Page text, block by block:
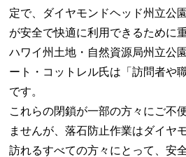
定で、ダイヤモンドヘッド州立公
が安全で快適に利用できるために
ハワイ州土地・自然資源局州立公
ート・コットレル氏は「訪問者や
です。
これらの閉鎖が一部の方々にご不
ませんが、落石防止作業はダイヤ
訪れるすべての方々にとって、安